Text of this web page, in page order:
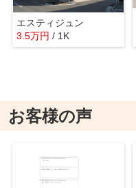
エスティジュン
3.5万円 / 1K
お客様の声